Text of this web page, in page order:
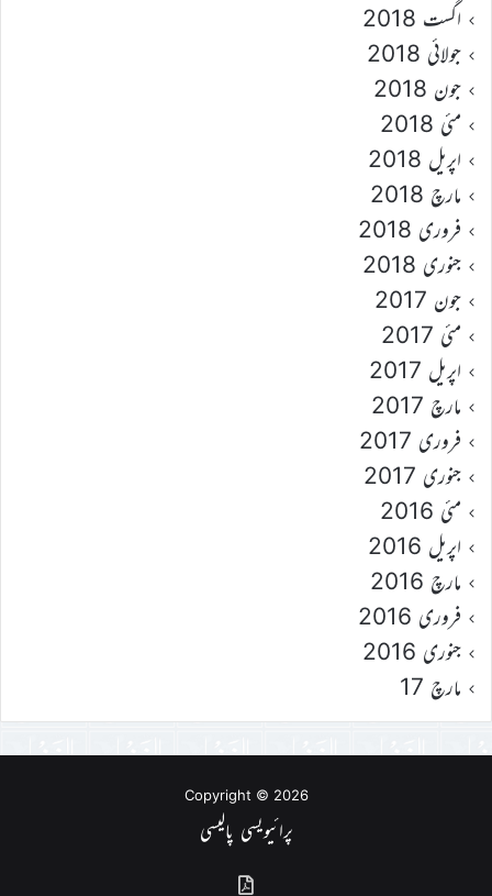
اگست 2018
جولائی 2018
جون 2018
مئی 2018
اپریل 2018
مارچ 2018
فروری 2018
جنوری 2018
جون 2017
مئی 2017
اپریل 2017
مارچ 2017
فروری 2017
جنوری 2017
مئی 2016
اپریل 2016
مارچ 2016
فروری 2016
جنوری 2016
مارچ 17
Copyright © 2026
پرائیویسی پالیسی
گذشتہ